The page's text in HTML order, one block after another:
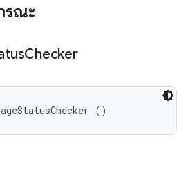
รณะ
Checker
()